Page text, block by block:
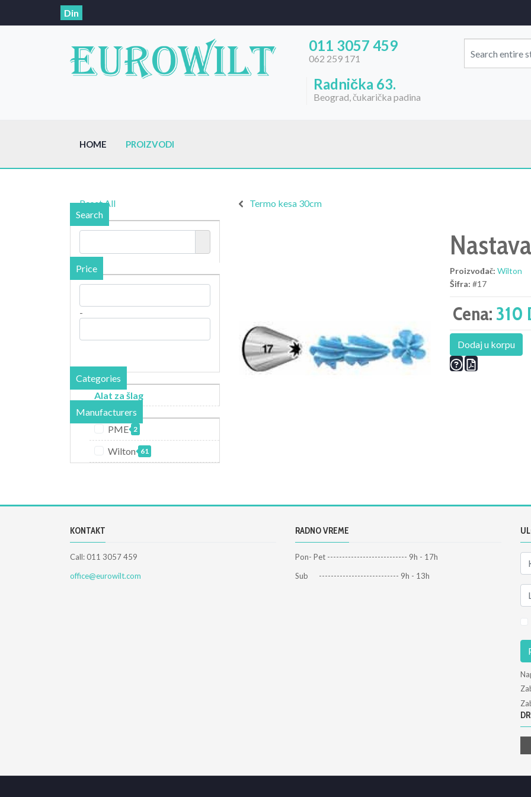
Din
011 3057 459
062 259 171
Radnička 63.
Beograd, čukarička padina
HOME PROIZVODI
Termo kesa 30cm
Proizvođač: Wilton
Šifra: #17
Cena:310
Dodaj u korpu
Reset All
Search
Price
-
Categories
Alat za šlag
Manufacturers
PME 2
Wilton 61
KONTAKT
Call: 011 3057 459
office@eurowilt.com
RADNO VREME
Pon- Pet --------------------------- 9h - 17h
Sub --------------------------- 9h - 13h